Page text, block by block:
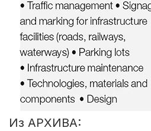
Из АРХИВА: